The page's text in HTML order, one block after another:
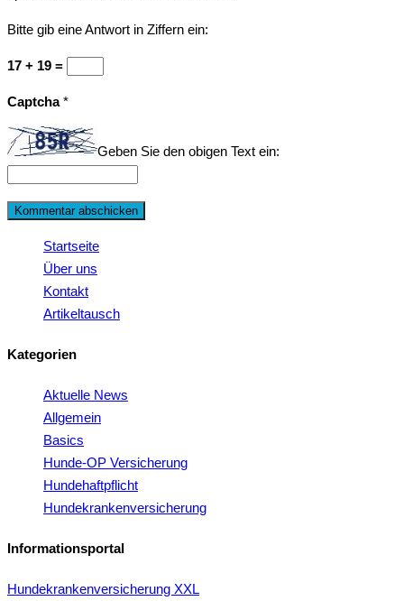
Bitte gib eine Antwort in Ziffern ein:
17 + 19 =
Captcha*
Geben Sie den obigen Text ein:
Startseite
Über uns
Kontakt
Artikeltausch
Kategorien
Aktuelle News
Allgemein
Basics
Hunde-OP Versicherung
Hundehaftpflicht
Hundekrankenversicherung
Informationsportal
Hundekrankenversicherung XXL